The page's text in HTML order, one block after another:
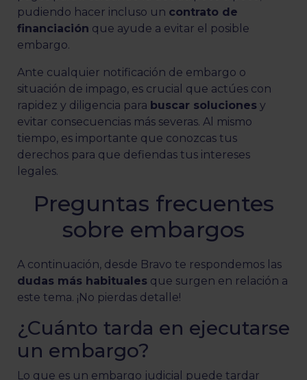
pudiendo hacer incluso un contrato de
financiación que ayude a evitar el posible
embargo.
Ante cualquier notificación de embargo o
situación de impago, es crucial que actúes con
rapidez y diligencia para buscar soluciones y
evitar consecuencias más severas. Al mismo
tiempo, es importante que conozcas tus
derechos para que defiendas tus intereses
legales.
Preguntas frecuentes
sobre embargos
A continuación, desde Bravo te respondemos las
dudas más habituales que surgen en relación a
este tema. ¡No pierdas detalle!
¿Cuánto tarda en ejecutarse
un embargo?
Lo que es un embargo judicial puede tardar